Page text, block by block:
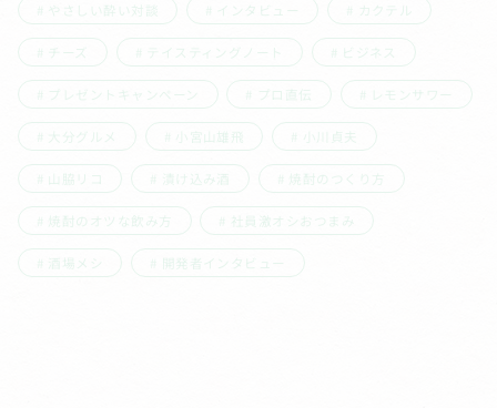
やさしい酔い対談 インタビュー カクテル
チーズ テイスティングノート ビジネス
プレゼントキャンペーン プロ直伝 レモンサワー
大分グルメ 小宮山雄飛 小川貞夫
山脇リコ 漬け込み酒 焼酎のつくり方
焼酎のオツな飲み方 社員激オシおつまみ
酒場メシ 開発者インタビュー